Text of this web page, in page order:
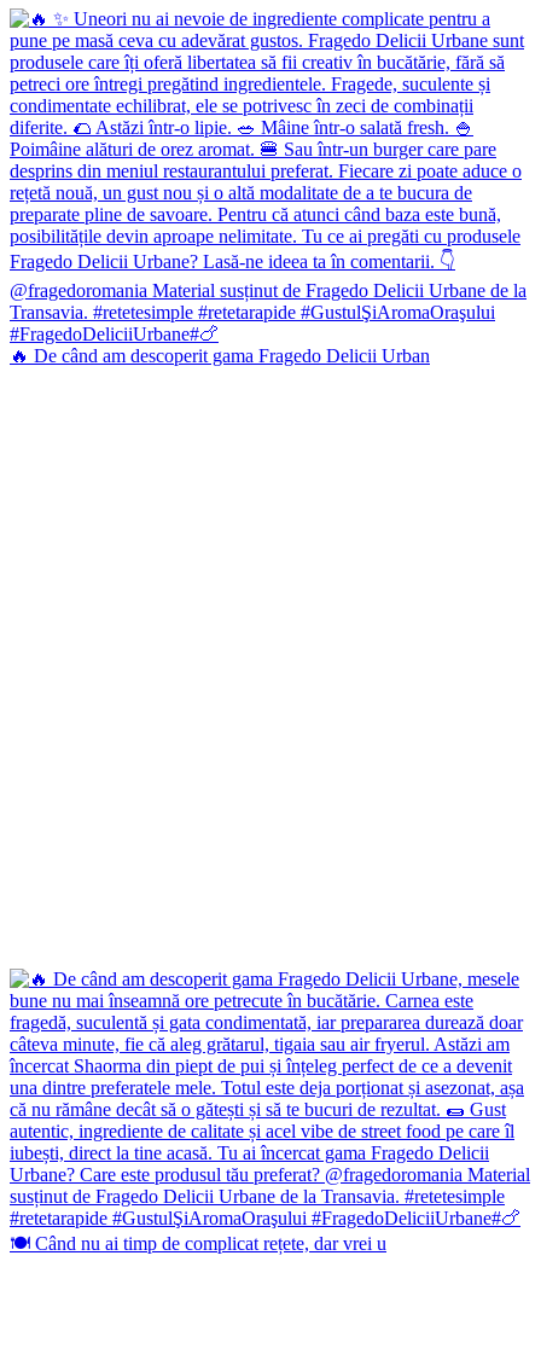
🔥 De când am descoperit gama Fragedo Delicii Urban
🍽️ Când nu ai timp de complicat rețete, dar vrei u